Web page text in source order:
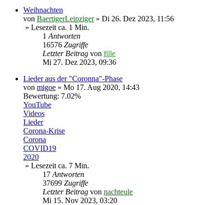
Weihnachten
von BaertigerLeipziger» Di 26. Dez 2023, 11:56
» Lesezeit ca. 1 Min.
1 Antworten
16576 Zugriffe
Letzter Beitrag von fille
Mi 27. Dez 2023, 09:36
Lieder aus der "Coronna"-Phase
von migoe » Mo 17. Aug 2020, 14:43
Bewertung: 7.02%
YouTube
Videos
Lieder
Corona-Krise
Corona
COVID19
2020
» Lesezeit ca. 7 Min.
17 Antworten
37699 Zugriffe
Letzter Beitrag von nachteule
Mi 15. Nov 2023, 03:20